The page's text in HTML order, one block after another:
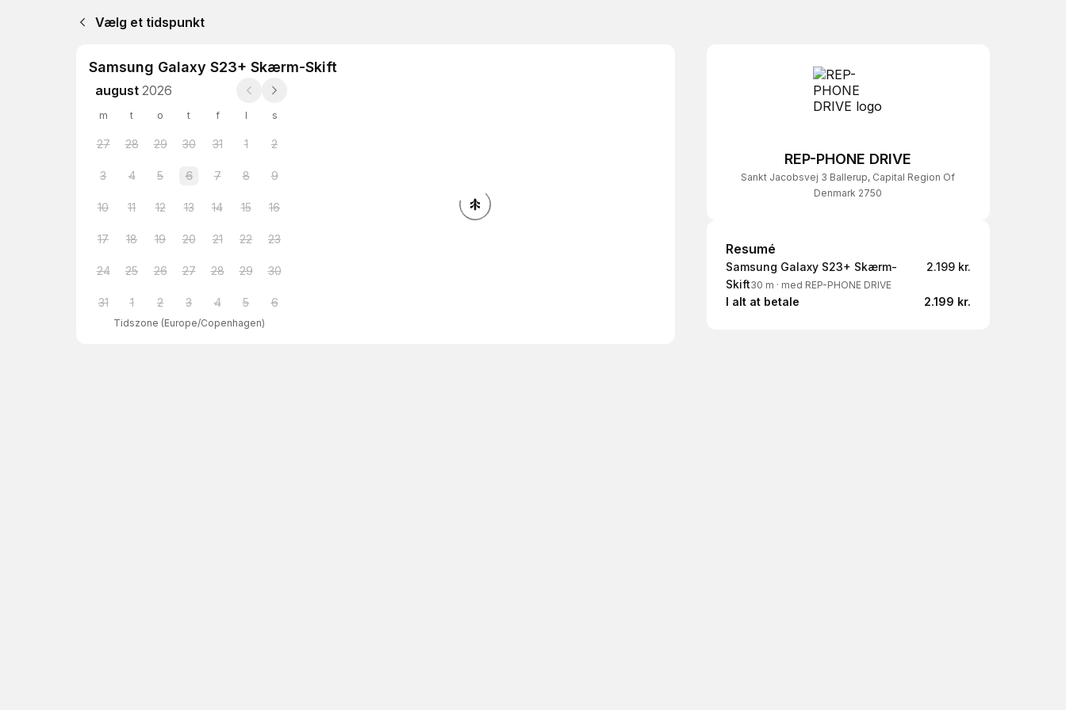
Vælg et tidspunkt
Samsung Galaxy S23+ Skærm-Skift
august 2026
m t o t f l s
27 28 29 30 31 1 2
3 4 5 6 7 8 9
10 11 12 13 14 15 16
17 18 19 20 21 22 23
24 25 26 27 28 29 30
31 1 2 3 4 5 6
Tidszone (Europe/Copenhagen)
REP-PHONE DRIVE
Sankt Jacobsvej 3 Ballerup, Capital Region Of
Denmark 2750
Resumé
Resumé
Samsung Galaxy S23+ Skærm-
Skift30 m · med REP-PHONE DRIVE
2.199 kr.
I alt at betale 2.199 kr.